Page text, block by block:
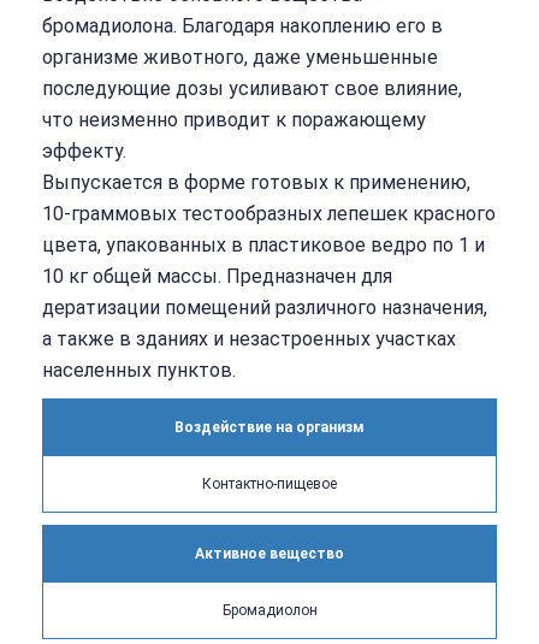
бромадиолона. Благодаря накоплению его в
организме животного, даже уменьшенные
последующие дозы усиливают свое влияние,
что неизменно приводит к поражающему
эффекту.
Выпускается в форме готовых к применению,
10-граммовых тестообразных лепешек красного
цвета, упакованных в пластиковое ведро по 1 и
10 кг общей массы. Предназначен для
дератизации помещений различного назначения,
а также в зданиях и незастроенных участках
населенных пунктов.
Воздействие на организм
Контактно-пищевое
Активное вещество
Бромадиолон